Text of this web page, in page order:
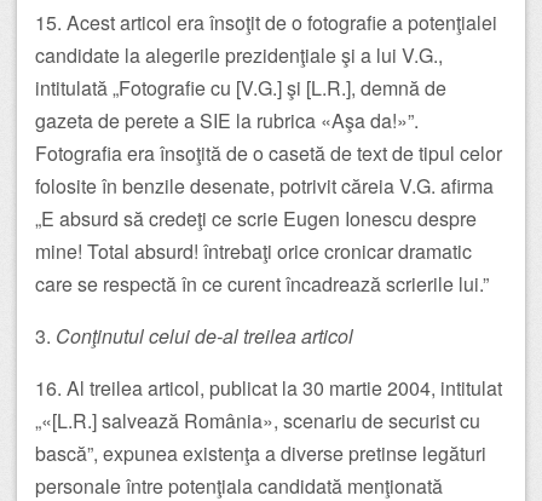
15. Acest articol era însoţit de o fotografie a potenţialei
candidate la alegerile prezidenţiale şi a lui V.G.,
intitulată „Fotografie cu [V.G.] şi [L.R.], demnă de
gazeta de perete a SIE la rubrica «Aşa da!»”.
Fotografia era însoţită de o casetă de text de tipul celor
folosite în benzile desenate, potrivit căreia V.G. afirma
„E absurd să credeţi ce scrie Eugen Ionescu despre
mine! Total absurd! întrebaţi orice cronicar dramatic
care se respectă în ce curent încadrează scrierile lui.”
3. Conţinutul celui de-al treilea articol
16. Al treilea articol, publicat la 30 martie 2004, intitulat
„«[L.R.] salvează România», scenariu de securist cu
bască”, expunea existenţa a diverse pretinse legături
personale între potenţiala candidată menţionată